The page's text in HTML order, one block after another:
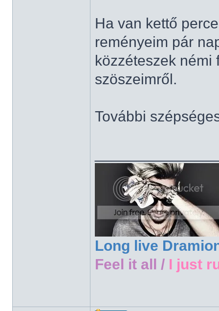
Ha van kettő
reményeim pár
közzéteszek némi
szöszeimről.
További
Long live
Feel it all / I just